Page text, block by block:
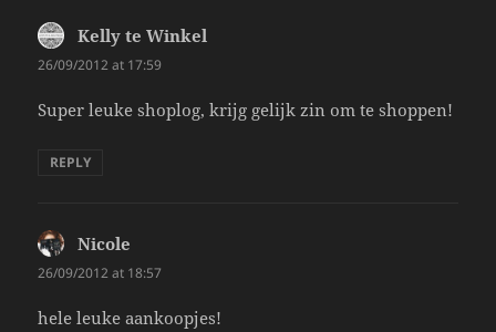
Kelly te Winkel
26/09/2012 at 17:59
Super leuke shoplog, krijg gelijk zin om te shoppen!
REPLY
Nicole
26/09/2012 at 18:57
hele leuke aankoopjes!